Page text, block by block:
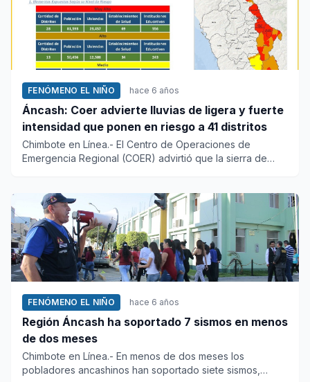
FENÓMENO EL NIÑO hace 6 años
Áncash: Coer advierte lluvias de ligera y fuerte
intensidad que ponen en riesgo a 41 distritos
Chimbote en Línea.- El Centro de Operaciones de
Emergencia Regional (COER) advirtió que la sierra de
FENÓMENO EL NIÑO hace 6 años
Región Áncash ha soportado 7 sismos en menos
de dos meses
Chimbote en Línea.- En menos de dos meses los
pobladores ancashinos han soportado siete sismos,